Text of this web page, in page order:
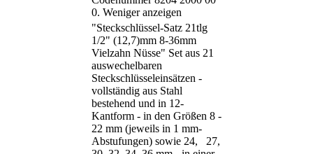
0. Weniger anzeigen
"Steckschlüssel-Satz 21tlg
1/2" (12,7)mm 8-36mm
Vielzahn Nüsse" Set aus 21
auswechelbaren
Steckschlüsseleinsätzen -
vollständig aus Stahl
bestehend und in 12-
Kantform - in den Größen 8 -
22 mm (jeweils in 1 mm-
Abstufungen) sowie 24, 27,